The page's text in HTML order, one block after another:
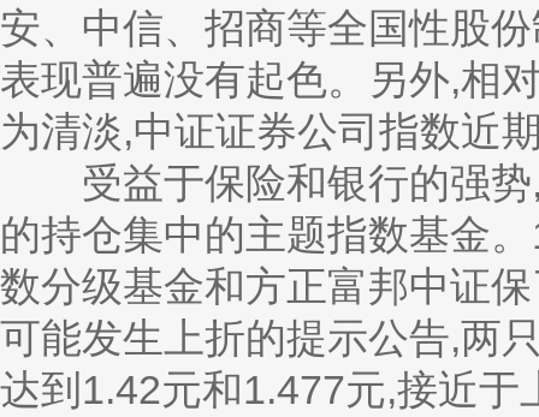
安、中信、招商等全国性股
表现普遍没有起色。另外,相
为清淡,中证证券公司指数近
受益于保险和银行的强势,
的持仓集中的主题指数基金
数分级基金和方正富邦中证
可能发生上折的提示公告,两
达到1.42元和1.477元,接近